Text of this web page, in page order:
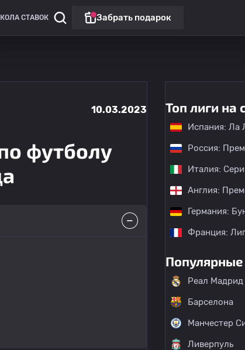
СТАВОК Забрать подарок
10.03.2023
футболу
Топ лиги на
Испания: Ла
Россия:
Италия:
Англия:
Германия:
Франция:
Реал Мадрид
Барселона
Манчестер
Ливерпуль